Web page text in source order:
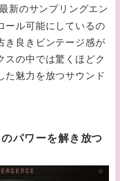
新のサンプリングエン
ール可能にしているの
き良きビンテージ感が
スの中では驚くほどク
た魅力を放つサウンド
パワーを解き放つ